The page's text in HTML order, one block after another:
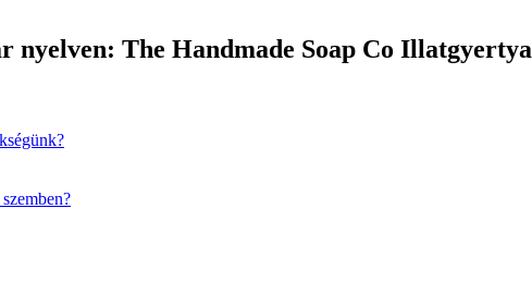
nyelven: The Handmade Soap Co Illatgyertya